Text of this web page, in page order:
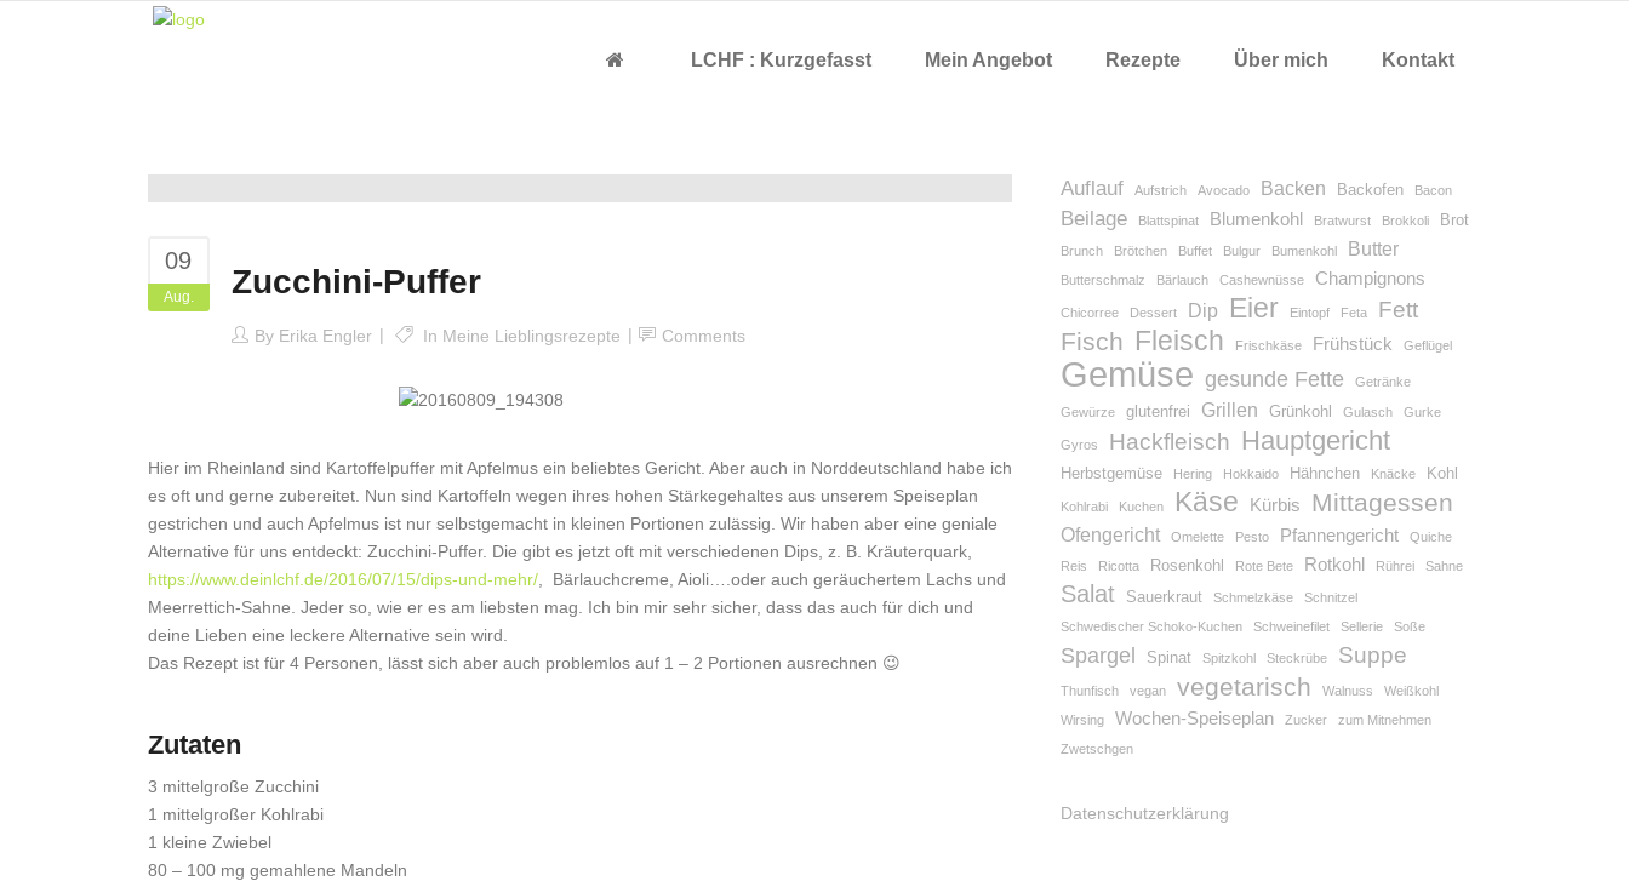
LCHF : Kurzgefasst Mein Angebot Rezepte Über mich Kontakt
09
Aug. Zucchini-Puffer
By Erika Engler In Meine Lieblingsrezepte Comments
Hier im Rheinland sind Kartoffelpuffer mit Apfelmus ein beliebtes Gericht. Aber auch in Norddeutschland habe ich
es oft und gerne zubereitet. Nun sind Kartoffeln wegen ihres hohen Stärkegehaltes aus unserem Speiseplan
gestrichen und auch Apfelmus ist nur selbstgemacht in kleinen Portionen zulässig. Wir haben aber eine geniale
Alternative für uns entdeckt: Zucchini-Puffer. Die gibt es jetzt oft mit verschiedenen Dips, z. B. Kräuterquark,
https://www.deinlchf.de/2016/07/15/dips-und-mehr/ , Bärlauchcreme, Aioli….oder auch geräuchertem Lachs und
Meerrettich-Sahne. Jeder so, wie er es am liebsten mag. Ich bin mir sehr sicher, dass das auch für dich und
deine Lieben eine leckere Alternative sein wird.
Das Rezept ist für 4 Personen, lässt sich aber auch problemlos auf 1 – 2 Portionen ausrechnen 😉
Zutaten
3 mittelgroße Zucchini
1 mittelgroßer Kohlrabi
1 kleine Zwiebel
80 – 100 mg gemahlene Mandeln
Auflauf Aufstrich Avocado Backen Backofen Bacon
Beilage Blattspinat Blumenkohl Bratwurst Brokkoli Brot
Brunch Brötchen Buffet Bulgur Bumenkohl Butter
Butterschmalz Bärlauch Cashewnüsse Champignons
Chicorree Dessert Dip Eier Eintopf Feta Fett
Fisch Fleisch Frischkäse Frühstück Geflügel
Gemüse gesunde Fette Getränke
Gewürze glutenfrei Grillen Grünkohl Gulasch Gurke
Gyros Hackfleisch Hauptgericht
Herbstgemüse Hering Hokkaido Hähnchen Knäcke Kohl
Kohlrabi Kuchen Käse Kürbis Mittagessen
Ofengericht Omelette Pesto Pfannengericht
Quiche
Reis
Ricotta Rosenkohl Rote Bete Rotkohl Rührei Sahne
Salat Sauerkraut Schmelzkäse
Schnitzel
Schwedischer Schoko-Kuchen
Schweinefilet Sellerie Soße
Spargel Spinat Spitzkohl Steckrübe Suppe
Thunfisch vegan vegetarisch Walnuss
Weißkohl
Wirsing
Wochen-Speiseplan Zucker
zum Mitnehmen
Zwetschgen
Datenschutzerklärung